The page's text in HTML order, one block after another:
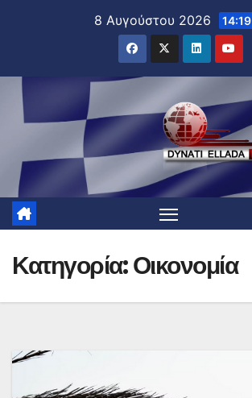
8 Αυγούστου 2026 14:19
Κατηγορία:Οικονομία